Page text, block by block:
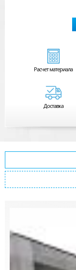
Расчетматериала
Доставка